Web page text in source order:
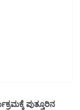
ಪುತ್ತೂರಿನ